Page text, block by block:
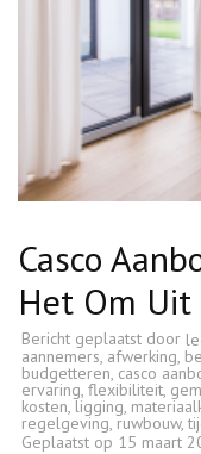
Casco
Het Om Uit
Bericht geplaatst door
aannemers, afwerking,
budgetteren, casco
ervaring, flexibiliteit,
kosten,ligging,
regelgeving,ruwbouw,
Geplaatst op 15 maart